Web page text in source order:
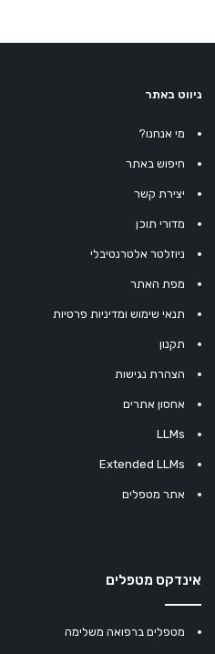
ניווט באתר
מי אנחנו?
חיפוש באתר
יצירת קשר
מדורי תוכן
ניוזלטר אלטרנטיבלי
מפת האתר
תנאי שימוש ומדיניות פרטיות
תקנון
הצהרת נגישות
אחסון אתרים
LLMs
Extended LLMs
אתר מטפלים
אינדקס מטפלים
מטפלים ברפואה משלימה